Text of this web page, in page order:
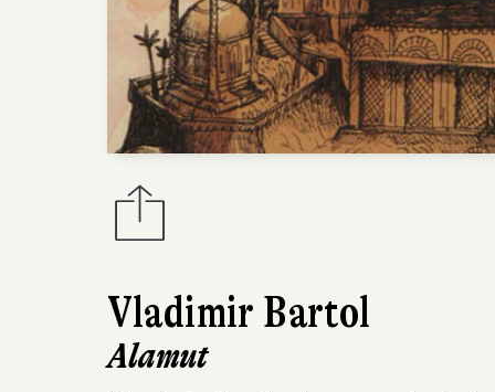
Vladimir Bartol
Alamut